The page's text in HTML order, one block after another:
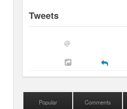
Tweets
@
Popular Comments